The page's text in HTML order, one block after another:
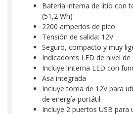
Batería interna de litio con
(51,2 Wh)
2200 amperios de pico
Tensión de salida: 12V
Seguro, compacto y muy
Indicadores LED de nivel
Incluye linterna LED con
Asa integrada
Incluye toma de 12V para
de energía portátil
Incluye 2 puertos USB